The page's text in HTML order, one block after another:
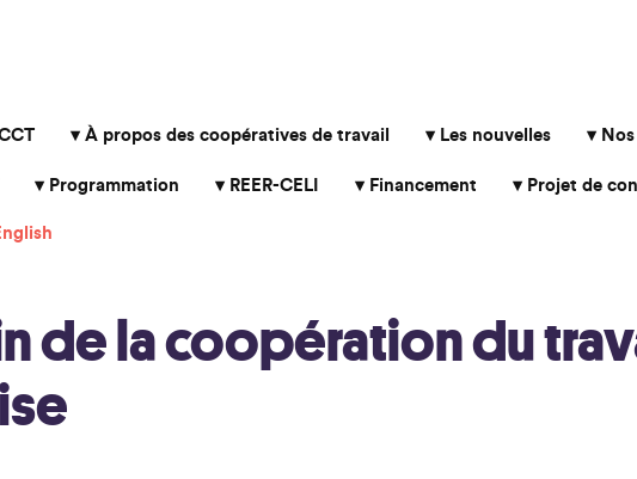
À propos des coopératives de travail Les nouvelles
Programmation REER-CELI Financement Projet de
de la coopération du